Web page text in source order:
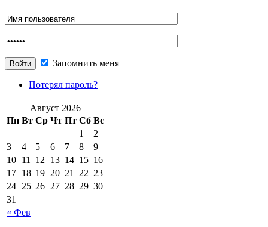
Запомнить меня
Потерял пароль?
Август 2026
Пн Вт Ср Чт Пт Сб Вс
« Фев
1
2
3
4 5 6 7 8
9
10 11 12 13 14 15 16
17 18 19 20 21 22 23
24 25 26 27 28 29 30
31